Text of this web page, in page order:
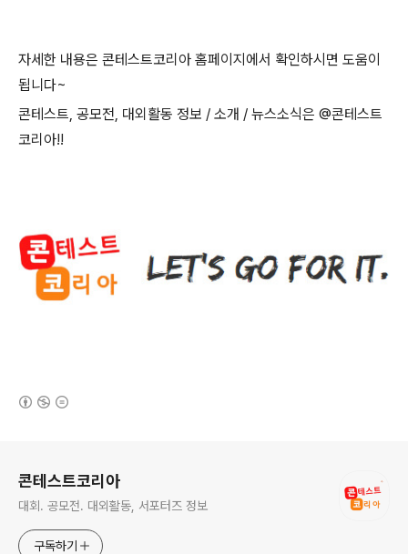
자세한 내용은 콘테스트코리아 홈페이지에서 확인하시면 도움이
됩니다~
콘테스트, 공모전, 대외활동 정보 / 소개 / 뉴스소식은 @콘테스트
코리아!!
콘테스트코리아
대회. 공모전. 대외활동, 서포터즈 정보
구독하기